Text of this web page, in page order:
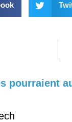
pourraient